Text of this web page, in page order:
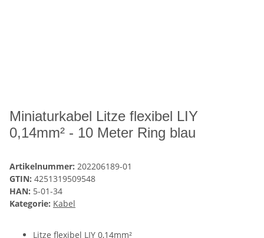
Miniaturkabel Litze flexibel LIY
0,14mm² - 10 Meter Ring blau
Artikelnummer: 202206189-01
GTIN: 4251319509548
HAN: 5-01-34
Kategorie: Kabel
Litze flexibel LIY 0,14mm²